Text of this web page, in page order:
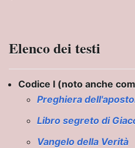
Elenco dei testi
Codice I (noto anche
Preghiera
Libro segreto di
Vangelo della Verità